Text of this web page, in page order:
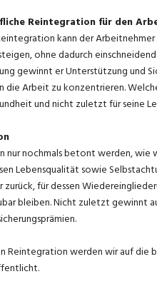
Reintegration für den
kann der
ohne dadurch
gewinnt er Unterstützung und
die Arbeit zu konzentrieren.
und nicht zuletzt für seine
nur nochmals betont werden,
Lebensqualität sowie
für dessen
bleiben. Nicht zuletzt gewinnt
Reintegration werden wir auf